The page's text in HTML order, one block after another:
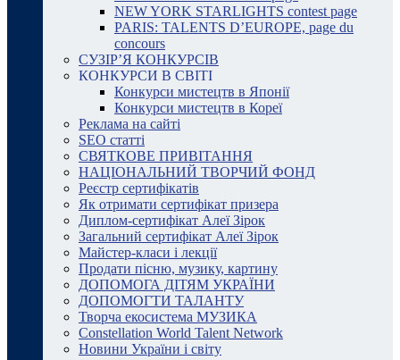
NEW YORK STARLIGHTS contest page
PARIS: TALENTS D’EUROPE, page du
concours
СУЗІР’Я КОНКУРСІВ
КОНКУРСИ В СВІТІ
Конкурси мистецтв в Японії
Конкурси мистецтв в Кореї
Реклама на сайті
SEO статті
СВЯТКОВЕ ПРИВІТАННЯ
НАЦІОНАЛЬНИЙ ТВОРЧИЙ ФОНД
Реєстр сертифікатів
Як отримати сертифікат призера
Диплом-сертифікат Алеї Зірок
Загальний сертифікат Алеї Зірок
Майстер-класи і лекції
Продати пісню, музику, картину
ДОПОМОГА ДІТЯМ УКРАЇНИ
ДОПОМОГТИ ТАЛАНТУ
Творча екосистема МУЗИКА
Constellation World Talent Network
Новини України і світу